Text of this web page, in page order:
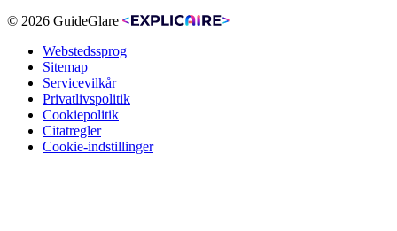
© 2026 GuideGlare
Webstedssprog
Sitemap
Servicevilkår
Privatlivspolitik
Cookiepolitik
Citatregler
Cookie-indstillinger